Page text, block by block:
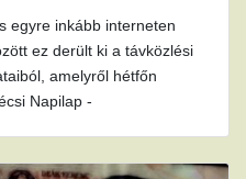
egyre inkább interneten
ez derült ki a távközlési
amelyről hétfőn
Napilap -